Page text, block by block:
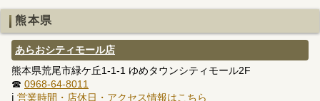
熊本県
あらおシティモール店
熊本県荒尾市緑ケ丘1-1-1 ゆめタウンシティモール2F
☎ 0968-64-8011
ℹ 営業時間・店休日・アクセス情報はこちら